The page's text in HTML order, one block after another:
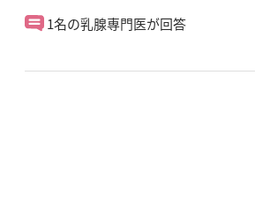
1名の乳腺専門医が回答